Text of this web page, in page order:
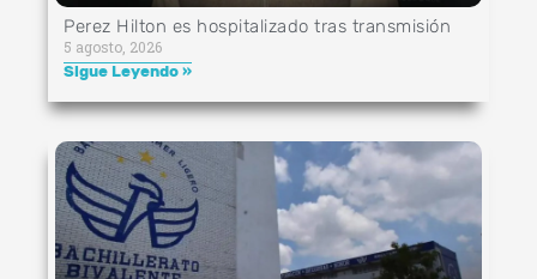
Perez Hilton es hospitalizado tras transmisión
5 agosto, 2026
Sigue Leyendo »